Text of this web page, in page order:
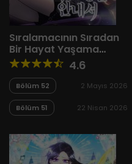
Sıralamacının Sıradan
Bir Hayat Yaşama
Rehberi
4.6
Bölüm 52 2 Mayıs 2026
Bölüm 51 22 Nisan 2026